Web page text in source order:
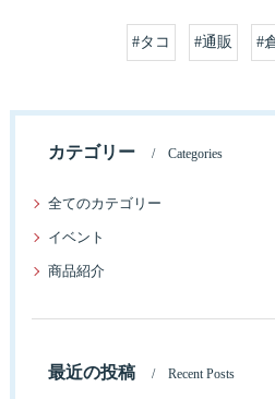
#タコ #通販 #
カテゴリー Categories
全てのカテゴリー
イベント
商品紹介
最近の投稿 Recent Posts